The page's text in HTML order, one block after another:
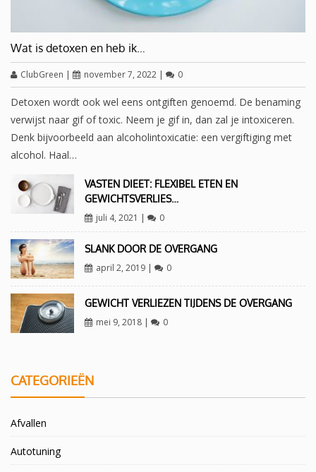
Wat is detoxen en heb ik…
ClubGreen | november 7, 2022 | 0
Detoxen wordt ook wel eens ontgiften genoemd. De benaming
verwijst naar gif of toxic. Neem je gif in, dan zal je intoxiceren.
Denk bijvoorbeeld aan alcoholintoxicatie: een vergiftiging met
alcohol. Haal…
VASTEN DIEET: FLEXIBEL ETEN EN
GEWICHTSVERLIES…
juli 4, 2021 | 0
SLANK DOOR DE OVERGANG
april 2, 2019| 0
GEWICHT VERLIEZEN TIJDENS DE OVERGANG
mei 9, 2018| 0
CATEGORIEËN
Afvallen
Autotuning